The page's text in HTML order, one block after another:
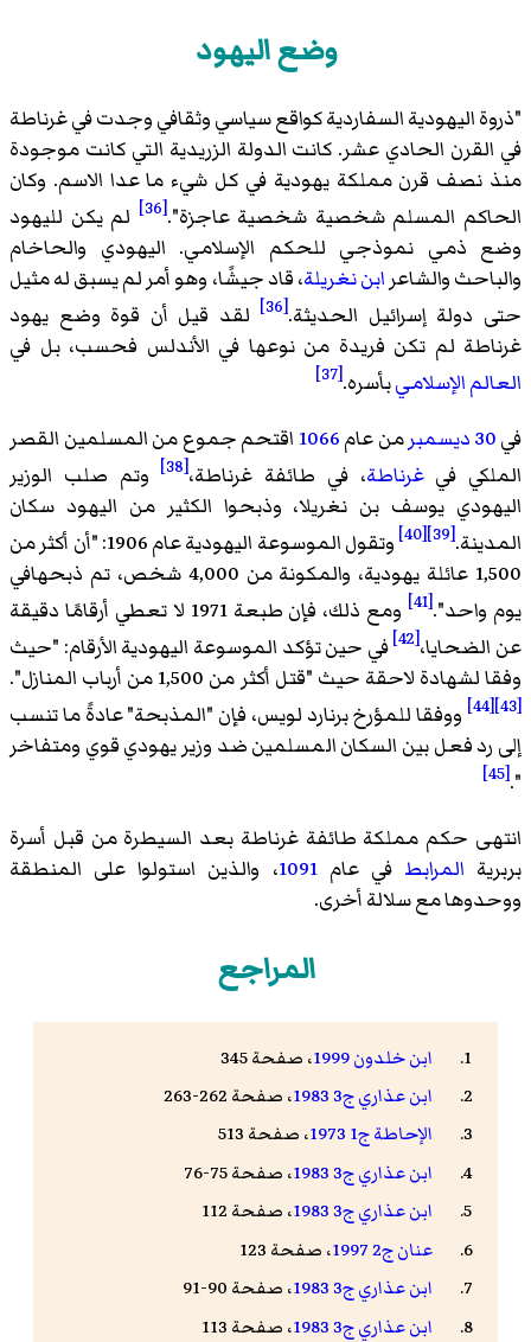
وضع اليهود
"ذروة اليهودية السفاردية كواقع سياسي وثقافي وجدت في غرناطة
في القرن الحادي عشر. كانت الدولة الزريدية التي كانت موجودة
منذ نصف قرن مملكة يهودية في كل شيء ما عدا الاسم. وكان
الحاكم المسلم شخصية شخصية عاجزة".[36]
لم يكن لليهود
وضع ذمي نموذجي للحكم الإسلامي. اليهودي والحاخام
والباحث والشاعرابن نغريلة، قاد جيشًا، وهو أمر لم يسبق له مثيل
حتى دولة إسرائيل الحديثة.[36]
لقد قيل أن قوة وضع يهود
غرناطة لم تكن فريدة من نوعها في الأندلس فحسب، بل في
العالم الإسلاميبأسره.[37]
في30 ديسمبر من عام1066 اقتحم جموع من المسلمين القصر
الملكي فيغرناطة، في طائفة غرناطة،[38]
وتم صلب الوزير
اليهودي يوسف بن نغريلا، وذبحوا الكثير من اليهود سكان
المدينة.[39]
[40]
وتقول الموسوعة اليهودية عام 1906: "أن أكثر من
1,500 عائلة يهودية، والمكونة من 4,000 شخص، تم ذبحهافي
يوم واحد".[41]
ومع ذلك، فإن طبعة 1971 لا تعطي أرقامًا دقيقة
عن الضحايا،[42]
في حين تؤكد الموسوعة اليهودية الأرقام: "حيث
وفقا لشهادة لاحقة حيث "قتل أكثر من 1,500 من أرباب المنازل".
[43]
[44]
ووفقا للمؤرخ برنارد لويس، فإن "المذبحة" عادةً ما تنسب
إلى رد فعل بين السكان المسلمين ضد وزير يهودي قوي ومتفاخر
".
[45]
انتهى حكم مملكة طائفة غرناطة بعد السيطرة من قبل أسرة
بربرية المرابط في عام1091، والذين استولوا على المنطقة
ووحدوها مع سلالة أخرى.
المراجع
ابن خلدون 1999
، صفحة 345
ابن عذاري ج3 1983
، صفحة 262-263
الإحاطة ج1 1973
، صفحة 513
ابن عذاري ج3 1983
، صفحة 75-76
ابن عذاري ج3 1983
، صفحة 112
عنان ج2 1997
، صفحة 123
ابن عذاري ج3 1983
، صفحة 90-91
ابن عذاري ج3 1983
، صفحة 113